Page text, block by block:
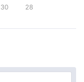
30 28